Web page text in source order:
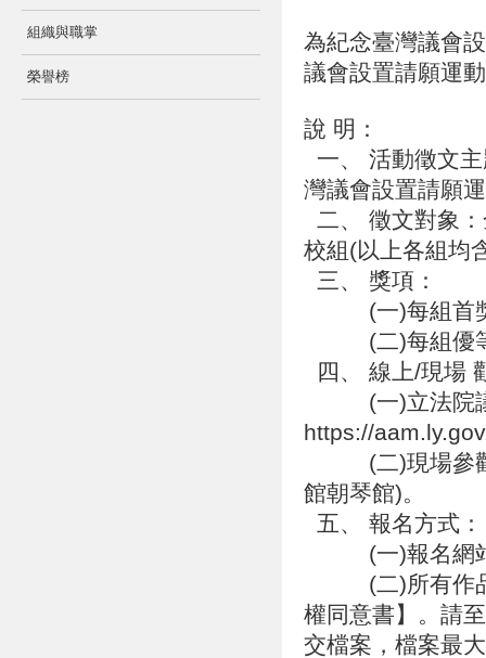
組織與職掌
榮譽榜
為紀念臺灣議會
議會設置請願運
說 明：
一、 活動徵文
灣議會設置請願
二、 徵文對象
校組(以上各組均
三、 獎項：
(一)每組首獎
(二)每組優等
四、 線上/現場
(一)立法院議
https://
(二)現場參觀
館朝琴館)。
五、 報名方式
(一)報名網站
(二)所有作品
權同意書】。請
交檔案，檔案最